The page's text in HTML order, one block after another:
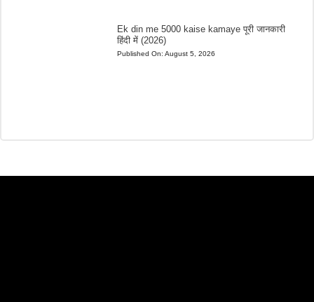
Ek din me 5000 kaise kamaye पूरी जानकारी
हिंदी में (2026)
Published On: August 5, 2026